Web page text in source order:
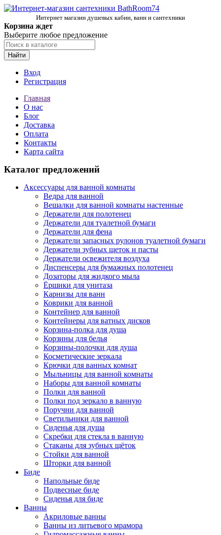
Интернет магазин душевых кабин, ванн и сантехники
Корзина ждет
Выберите любое предложение
Найти
Вход
Регистрация
Главная
О нас
Блог
Доставка
Оплата
Контакты
Карта сайта
Каталог предложений
Аксессуары для ванной комнаты
Ведра для ванной
Вешалки для ванной комнаты настенные
Держатели для полотенец
Держатели для туалетной бумаги
Держатели для фена
Держатели запасных рулонов туалетной бумаги
Держатели зубных щеток и пасты
Держатели освежителя воздуха
Диспенсеры для бумажных полотенец
Дозаторы для жидкого мыла
Ёршики для унитаза
Карнизы для ванн
Коврики для ванной
Контейнер для ванной
Контейнеры для ватных дисков
Корзина-полка для душа
Корзины для белья
Корзины-полочки для душа
Косметические зеркала
Крючки для ванных комнат
Мыльницы для ванной комнаты
Наборы для ванной комнаты
Полки для ванной
Полки под зеркало в ванную
Поручни для ванной
Светильники для ванной
Сиденья для душа
Скребки для стекла в ванную
Стаканы для зубных щёток
Стойки для ванной
Шторки для ванной
Биде
Напольные биде
Подвесные биде
Сиденья для биде
Ванны
Акриловые ванны
Ванны из литьевого мрамора